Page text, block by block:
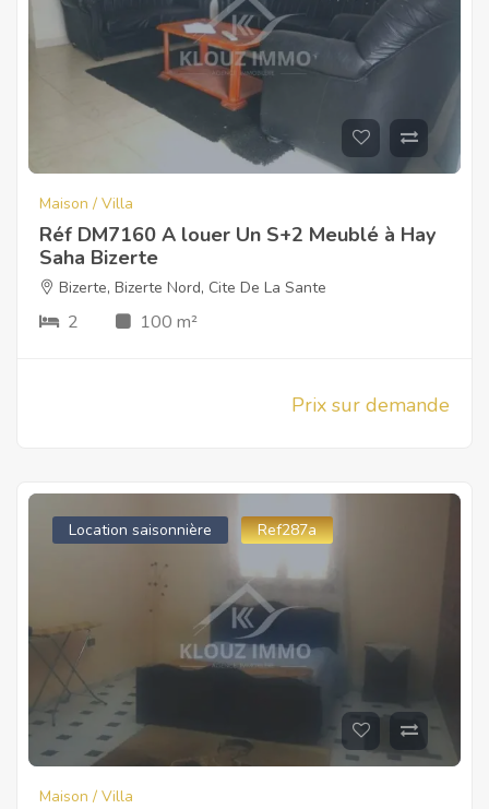
Maison / Villa
Réf DM7160 A louer Un S+2 Meublé à Hay
Saha Bizerte
Bizerte, Bizerte Nord, Cite De La Sante
2 100 m²
Prix sur demande
Location saisonnière Ref287a
Maison / Villa